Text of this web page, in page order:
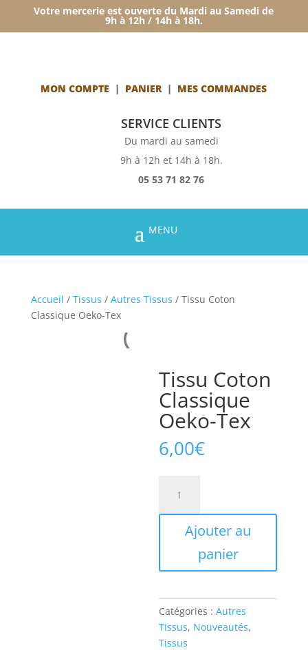
Votre mercerie est ouverte du Mardi au Samedi de
9h à 12h / 14h à 18h.
MON COMPTE | PANIER| MES COMMANDES
SERVICE CLIENTS
Du mardi au samedi
9h à 12h et 14h à 18h.
05 53 71 82 76
Accueil / Tissus / Autres Tissus / Tissu Coton
Classique Oeko-Tex
Tissu Coton
Classique
Oeko-Tex
6,00€
Tissu
Ajouter au
panier
Catégories :Autres
Tissus, Nouveautés,
Tissus